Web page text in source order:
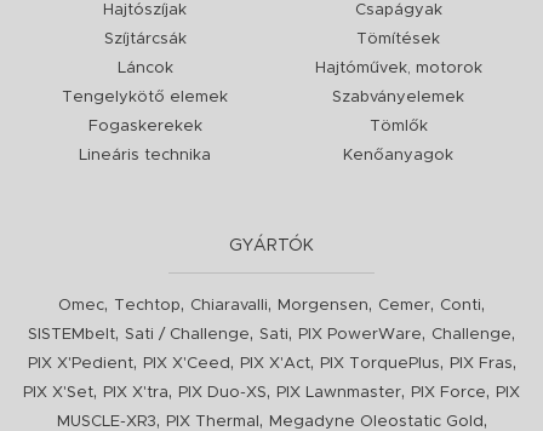
Hajtószíjak
Szíjtárcsák
Láncok
Tengelykötő elemek
Fogaskerekek
Lineáris technika
Csapágyak
Tömítések
Hajtóművek, motorok
Szabványelemek
Tömlők
Kenőanyagok
GYÁRTÓK
Omec, Techtop, Chiaravalli, Morgensen, Cemer, Conti,
SISTEMbelt, Sati / Challenge, Sati, PIX PowerWare, Challenge,
PIX X'Pedient, PIX X'Ceed , PIX X'Act, PIX TorquePlus, PIX Fras,
PIX X'Set, PIX X'tra, PIX Duo-XS, PIX Lawnmaster, PIX Force,
PIX
MUSCLE-XR3, PIX Thermal , Megadyne Oleostatic Gold ,